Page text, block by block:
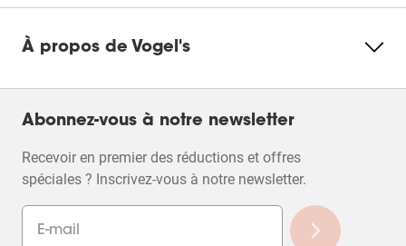
À propos de Vogel's
Abonnez-vous à notre newsletter
Recevoir en premier des réductions et offres
spéciales ? Inscrivez-vous à notre newsletter.